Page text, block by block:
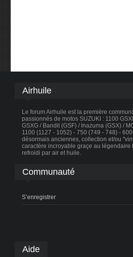
Airhuile
Le forum Airhuile est la première
passionnés de motos SUZUKI : 1100
GSXG / Bandit (GSF) / Inazuma (GSX) /
1100 (1127 - 1052) - 750 (749 - 748) -
désormais anciennes, collection et/ou
caractère incroyable graçe au légendaire
refroidi par air et huile.
Communauté
S’enregistrer
Aide